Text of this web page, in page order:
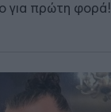
για πρώτη φορά!